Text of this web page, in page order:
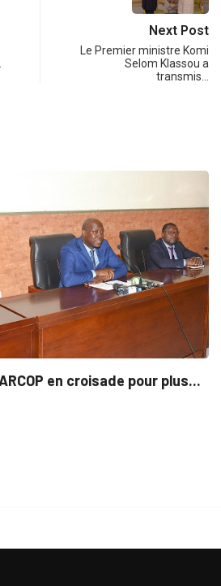
Next Post
Le Premier ministre Komi
Selom Klassou a
transmis…
en croisade pour plus...